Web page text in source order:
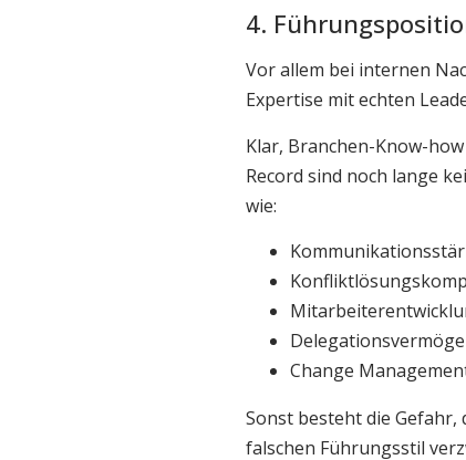
4.
Vor allem bei internen
Expertise mit echten
Klar, Branchen-Know-
Record sind noch lange
wie:
Change
Sonst besteht die
falschen Führungsstil